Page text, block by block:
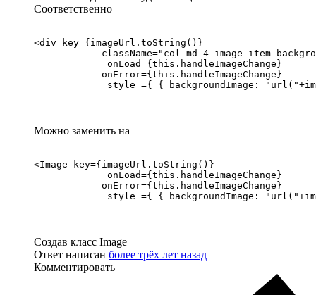
Соответственно
<div key={imageUrl.toString()}
className="col-md-4 image-item
             onLoad={this.handleImageChange}
            onError={this.handleImageChange}
style ={ { backgroundImage:
Можно заменить на
<Image key={imageUrl.toString()}
             onLoad={this.handleImageChange}
            onError={this.handleImageChange}
style ={ { backgroundImage:
Создав класс Image
Ответ написан более трёх лет назад
Комментировать